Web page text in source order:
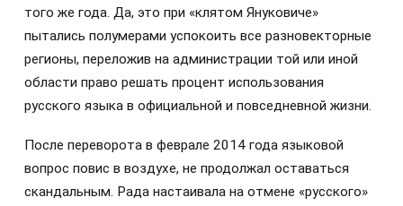
того же года. Да, это при «клятом Януковиче»
пытались полумерами успокоить все разновекторные
регионы, переложив на администрации той или иной
области право решать процент использования
русского языка в официальной и повседневной жизни.
После переворота в феврале 2014 года языковой
вопрос повис в воздухе, не продолжал оставаться
скандальным. Рада настаивала на отмене «русского»